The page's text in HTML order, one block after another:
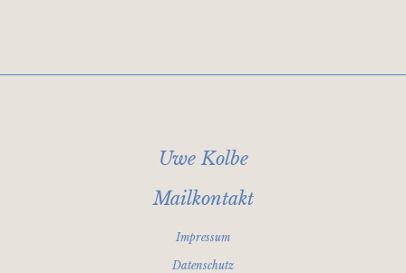
Uwe Kolbe
Mailkontakt
Impressum
Datenschutz